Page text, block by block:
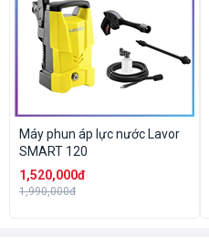
Máy phun áp lực nước Lavor
SMART 120
1,520,000đ
1,990,000đ